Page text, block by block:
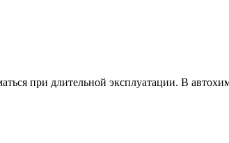
при длительной эксплуатации. В